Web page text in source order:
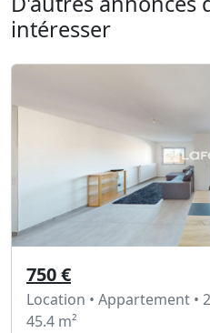
intéresser
750 €
Location • Appartement •
45.4 m²